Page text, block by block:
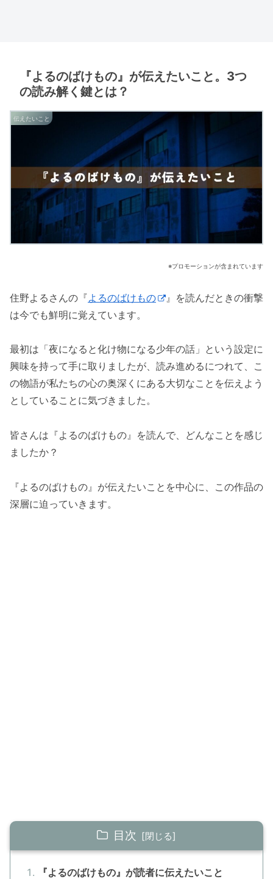
『よるのばけもの』が伝えたいこと。3つ
の読み解く鍵とは？
伝えたいこと
※プロモーションが含まれています
住野よるさんの『よるのばけもの
』を読んだときの衝撃
は今でも鮮明に覚えています。
最初は「夜になると化け物になる少年の話」という設定に
興味を持って手に取りましたが、読み進めるにつれて、こ
の物語が私たちの心の奥深くにある大切なことを伝えよう
としていることに気づきました。
皆さんは『よるのばけもの』を読んで、どんなことを感じ
ましたか？
『よるのばけもの』が伝えたいことを中心に、この作品の
深層に迫っていきます。
目次
『よるのばけもの』が読者に伝えたいこと